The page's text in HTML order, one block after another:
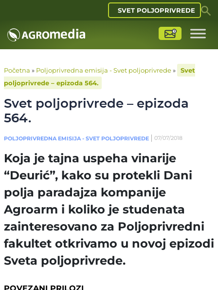
SVET POLJOPRIVREDE
Početna » Poljoprivredna emisija - Svet poljoprivrede»
Svet
poljoprivrede – epizoda 564.
Svet poljoprivrede – epizoda
564.
POLJOPRIVREDNA EMISIJA - SVET POLJOPRIVREDE 07/07/2018
Koja je tajna uspeha vinarije
“Deurić”, kako su protekli Dani
polja paradajza kompanije
Agroarm i koliko je studenata
zainteresovano za Poljoprivredni
fakultet otkrivamo u novoj epizodi
Sveta poljoprivrede.